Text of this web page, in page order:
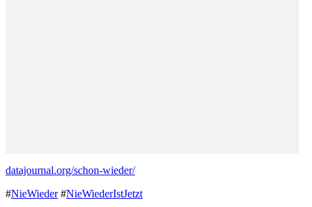
datajournal.org/schon-wieder/
#NieWieder#NieWiederIstJetzt